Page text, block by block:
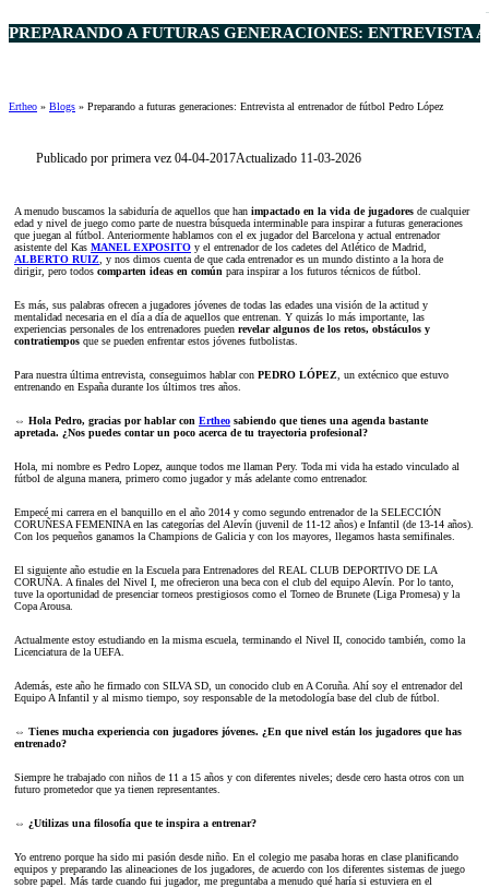
PREPARANDO A FUTURAS GENERACIONES: ENTREVISTA
Ertheo » Blogs » Preparando a futuras generaciones: Entrevista al entrenador de fútbol Pedro López
Publicado por primera vez 04-04-2017Actualizado 11-03-2026
A menudo buscamos la sabiduría de aquellos que han impactado en la vida de jugadores de cualquier
edad y nivel de juego como parte de nuestra búsqueda interminable para inspirar a futuras generaciones
que juegan al fútbol. Anteriormente hablamos con el ex jugador del Barcelona y actual entrenador
asistente del Kas MANEL EXPOSITO y el entrenador de los cadetes del Atlético de Madrid,
ALBERTO RUIZ, y nos dimos cuenta de que cada entrenador es un mundo distinto a la hora de
dirigir, pero todos comparten ideas en común para inspirar a los futuros técnicos de fútbol.
Es más, sus palabras ofrecen a jugadores jóvenes de todas las edades una visión de la actitud y
mentalidad necesaria en el día a día de aquellos que entrenan. Y quizás lo más importante, las
experiencias personales de los entrenadores pueden revelar algunos de los retos, obstáculos y
contratiempos que se pueden enfrentar estos jóvenes futbolistas.
Para nuestra última entrevista, conseguimos hablar con PEDRO LÓPEZ, un extécnico que estuvo
entrenando en España durante los últimos tres años.
⇔ Hola Pedro, gracias por hablar con Ertheo sabiendo que tienes una agenda bastante
apretada. ¿Nos puedes contar un poco acerca de tu trayectoria profesional?
Hola, mi nombre es Pedro Lopez, aunque todos me llaman Pery. Toda mi vida ha estado vinculado al
fútbol de alguna manera, primero como jugador y más adelante como entrenador.
Empecé mi carrera en el banquillo en el año 2014 y como segundo entrenador de la SELECCIÓN
CORUÑESA FEMENINA en las categorías del Alevín (juvenil de 11-12 años) e Infantil (de 13-14 años).
Con los pequeños ganamos la Champions de Galicia y con los mayores, llegamos hasta semifinales.
El siguiente año estudie en la Escuela para Entrenadores del REAL CLUB DEPORTIVO DE LA
CORUÑA. A finales del Nivel I, me ofrecieron una beca con el club del equipo Alevín. Por lo tanto,
tuve la oportunidad de presenciar torneos prestigiosos como el Torneo de Brunete (Liga Promesa) y la
Copa Arousa.
Actualmente estoy estudiando en la misma escuela, terminando el Nivel II, conocido también, como la
Licenciatura de la UEFA.
Además, este año he firmado con SILVA SD, un conocido club en A Coruña. Ahí soy el entrenador del
Equipo A Infantil y al mismo tiempo, soy responsable de la metodología base del club de fútbol.
⇔ Tienes mucha experiencia con jugadores jóvenes. ¿En que nivel están los jugadores que has
entrenado?
Siempre he trabajado con niños de 11 a 15 años y con diferentes niveles; desde cero hasta otros con un
futuro prometedor que ya tienen representantes.
⇔ ¿Utilizas una filosofía que te inspira a entrenar?
Yo entreno porque ha sido mi pasión desde niño. En el colegio me pasaba horas en clase planificando
equipos y preparando las alineaciones de los jugadores, de acuerdo con los diferentes sistemas de juego
sobre papel. Más tarde cuando fui jugador, me preguntaba a menudo qué haría si estuviera en el